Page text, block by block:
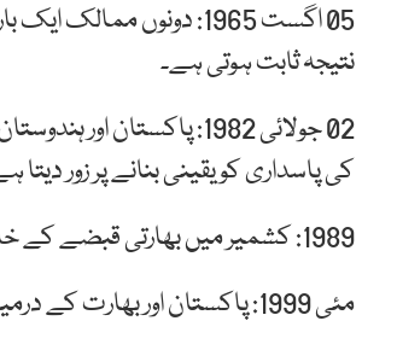
05 اگست 1965: دونوں
نتیجہ ثابت ہوتی ہے۔
02 جولائی 1982:
کی پاسداری کو یقینی بنانے پر زور دیتا
1989: کشمیر میں بھارتی قبضے کے خلاف کشمیری مجاہدین ہتھیار اٹھا لیتے ہیں۔
مئی 1999: پاکستان اور بھارت کے درمیان کارگل کے علاقے کے کنٹرول کے لئے ایک اور جنگ لڑی جاتی ہے۔